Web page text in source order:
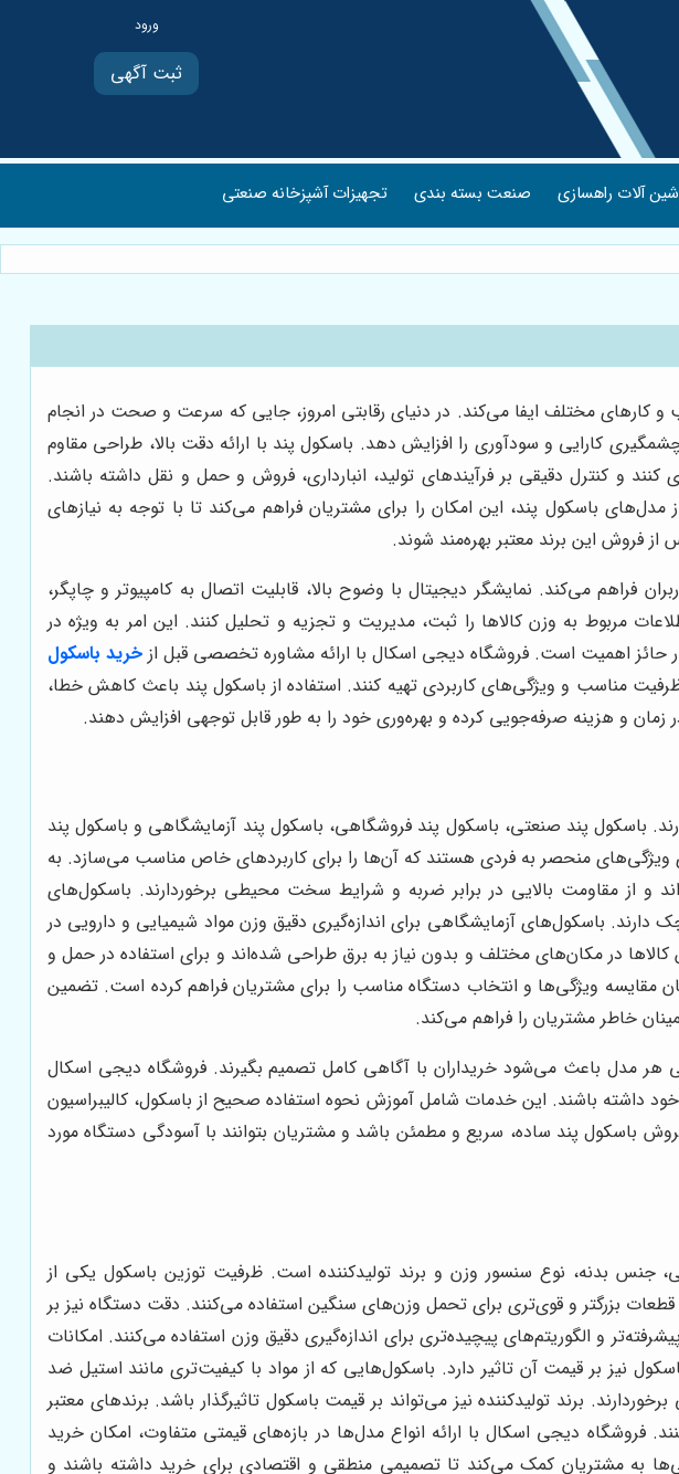
ثبت آگهی
آلات راهسازی صنعت بسته بندی تجهیزات آشپزخانه صنعتی
و کارهای مختلف ایفا می‌کند. در دنیای رقابتی امروز، جایی که سرعت و صحت در انجام
کارایی و سودآوری را افزایش دهد. باسکول پند با ارائه دقت بالا، طراحی مقاوم
و کنترل دقیقی بر فرآیندهای تولید، انبارداری، فروش و حمل و نقل داشته باشند.
باسکول پند، این امکان را برای مشتریان فراهم می‌کند تا با توجه به نیازهای
فروش این برند معتبر بهره‌مند شوند.
فراهم می‌کند. نمایشگر دیجیتال با وضوح بالا، قابلیت اتصال به کامپیوتر و چاپگر،
مربوط به وزن کالاها را ثبت، مدیریت و تجزیه و تحلیل کنند. این امر به ویژه در
حائز اهمیت است. فروشگاه دیجی اسکال با ارائه مشاوره تخصصی قبل ازخرید باسکول
مناسب و ویژگی‌های کاربردی تهیه کنند. استفاده از باسکول پند باعث کاهش خطا،
و هزینه صرفه‌جویی کرده و بهره‌وری خود را به طور قابل توجهی افزایش دهند.
باسکول پند صنعتی، باسکول پند فروشگاهی، باسکول پند آزمایشگاهی و باسکول پند
منحصر به فردی هستند که آن‌ها را برای کاربردهای خاص مناسب می‌سازد. به
از مقاومت بالایی در برابر ضربه و شرایط سخت محیطی برخوردارند. باسکول‌های
باسکول‌های آزمایشگاهی برای اندازه‌گیری دقیق وزن مواد شیمیایی و دارویی در
در مکان‌های مختلف و بدون نیاز به برق طراحی شده‌اند و برای استفاده در حمل و
مقایسه ویژگی‌ها و انتخاب دستگاه مناسب را برای مشتریان فراهم کرده است. تضمین
خاطر مشتریان را فراهم می‌کند.
هر مدل باعث می‌شود خریداران با آگاهی کامل تصمیم بگیرند. فروشگاه دیجی اسکال
داشته باشند. این خدمات شامل آموزش نحوه استفاده صحیح از باسکول، کالیبراسیون
باسکول پند ساده، سریع و مطمئن باشد و مشتریان بتوانند با آسودگی دستگاه مورد
جنس بدنه، نوع سنسور وزن و برند تولیدکننده است. ظرفیت توزین باسکول یکی از
بزرگتر و قوی‌تری برای تحمل وزن‌های سنگین استفاده می‌کنند. دقت دستگاه نیز بر
و الگوریتم‌های پیچیده‌تری برای اندازه‌گیری دقیق وزن استفاده می‌کنند. امکانات
نیز بر قیمت آن تاثیر دارد. باسکول‌هایی که از مواد با کیفیت‌تری مانند استیل ضد
برند تولیدکننده نیز می‌تواند بر قیمت باسکول تاثیرگذار باشد. برندهای معتبر
فروشگاه دیجی اسکال با ارائه انواع مدل‌ها در بازه‌های قیمتی متفاوت، امکان خرید
به مشتریان کمک می‌کند تا تصمیمی منطقی و اقتصادی برای خرید داشته باشند و